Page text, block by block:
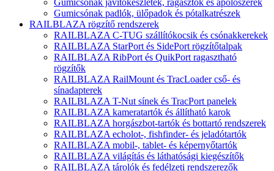
Gumicsónak padlók, ülőpadok és pótalkatrészek
RAILBLAZA rögzítő rendszerek
RAILBLAZA C-TUG szállítókocsik és csónakkerekek
RAILBLAZA StarPort és SidePort rögzítőtalpak
RAILBLAZA RibPort és QuikPort ragasztható
rögzítők
RAILBLAZA RailMount és TracLoader cső- és
sínadapterek
RAILBLAZA T-Nut sínek és TracPort panelek
RAILBLAZA kameratartók és állítható karok
RAILBLAZA horgászbot-tartók és bottartó rendszerek
RAILBLAZA echolot-, fishfinder- és jeladótartók
RAILBLAZA mobil-, tablet- és képernyőtartók
RAILBLAZA világítás és láthatósági kiegészítők
RAILBLAZA tárolók és fedélzeti rendszerezők